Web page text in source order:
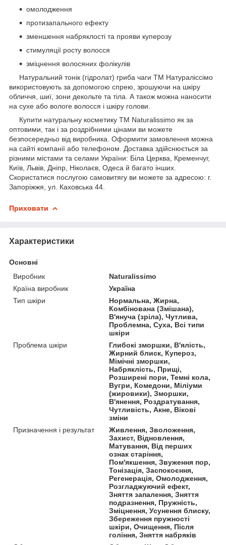
омолодження
протизапального ефекту
зменшення набряклості та прояви куперозу
стимуляції росту волосся
зміцнення волосяних фолікулів
Натуральний тонік (гідролат) гриба чаги ТМ Натураліссімо
використовують за допомогою спрею, зрошуючи на шкіру
обличчя, шиї, зони декольте та тіла. А також можна наносити
на сухе або вологе волосся і шкіру голови.
Купити натуральну косметику ТМ Naturalissimo як за
оптовими, так і за роздрібними цінами ви можете
безпосередньо від виробника. Оформити замовлення можна
на сайті компанії або телефоном. Доставка здійснюється за
різними містами та селами України: Біла Церква, Кременчуг,
Київ, Львів, Дніпр, Ніколаєв, Одеса й багато інших.
Скористатися послугою самовитягу ви можете за адресою: г.
Запоріжжя, ул. Каховська 44.
Приховати
Характеристики
Основні
Виробник
Naturalissimo
Країна виробник
Україна
Тип шкіри
Нормальна, Жирна,
Комбінована (Змішана),
В'януча (зріла), Чутлива,
Проблемна, Суха, Всі типи
шкіри
Проблема шкіри
Глибокі зморшки, В'ялість,
Жирний блиск, Купероз,
Мімічні зморшки,
Набряклість, Прищі,
Розширені пори, Темні кола,
Вугри, Комедони, Міліуми
(жировики), Зморшки,
В'янення, Роздратування,
Чутливість, Акне, Вікові
зміни
Призначення і результат
Живлення, Зволоження,
Захист, Відновлення,
Матування, Від перших
ознак старіння,
Пом'якшення, Звуження пор,
Тонізація, Заспокоєння,
Регенерація, Омолодження,
Розгладжуючий ефект,
Зняття запалення, Зняття
подразнення, Пружність,
Зміцнення, Усунення блиску,
Збереження пружності
шкіри, Очищення, Після
гоління, Зняття набряків